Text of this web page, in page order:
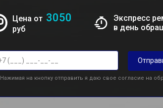
Цена от 3050
руб
Экспресс
в день
Нажимая на кнопку отправить я даю свое согласие на